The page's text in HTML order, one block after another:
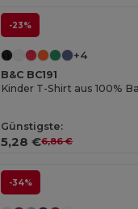
-23%
+4
B&C BC191
Kinder T-Shirt aus 100%
Günstigste:
5,28 €6,86 €
-34%